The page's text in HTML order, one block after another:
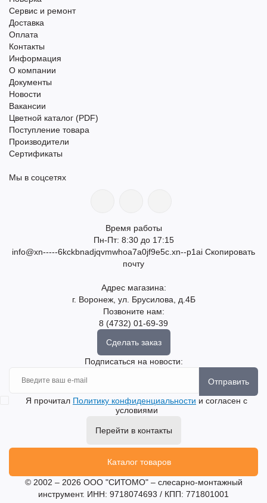
Сервис и ремонт
Доставка
Оплата
Контакты
Информация
О компании
Документы
Новости
Вакансии
Цветной каталог (PDF)
Поступление товара
Производители
Сертификаты
Мы в соцсетях
Время работы
Пн-Пт: 8:30 до 17:15
info@xn-----6kckbnadjqvmwhoa7a0jf9e5c.xn--p1ai Скопировать
почту
Адрес магазина:
г. Воронеж, ул. Брусилова, д.4Б
Позвоните нам:
8 (4732) 01-69-39
Сделать заказ
Подписаться на новости:
Отправить
Я прочитал Политику конфиденциальности и согласен с
условиями
Перейти в контакты
Каталог товаров
© 2002 – 2026 ООО "СИТОМО" – слесарно-монтажный
инструмент. ИНН: 9718074693 / КПП: 771801001